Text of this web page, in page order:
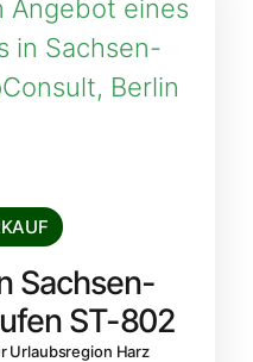
Sachsen-
ST-802
Urlaubsregion Harz